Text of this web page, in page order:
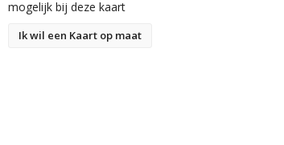
mogelijk bij deze kaart
Ik wil een Kaart op maat